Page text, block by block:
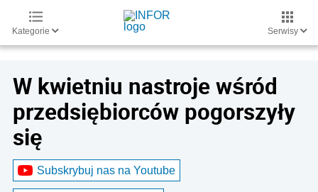
Kategorie Serwisy
W kwietniu nastroje wśród
przedsiębiorców pogorszyły
się
Subskrybuj nas na Youtube